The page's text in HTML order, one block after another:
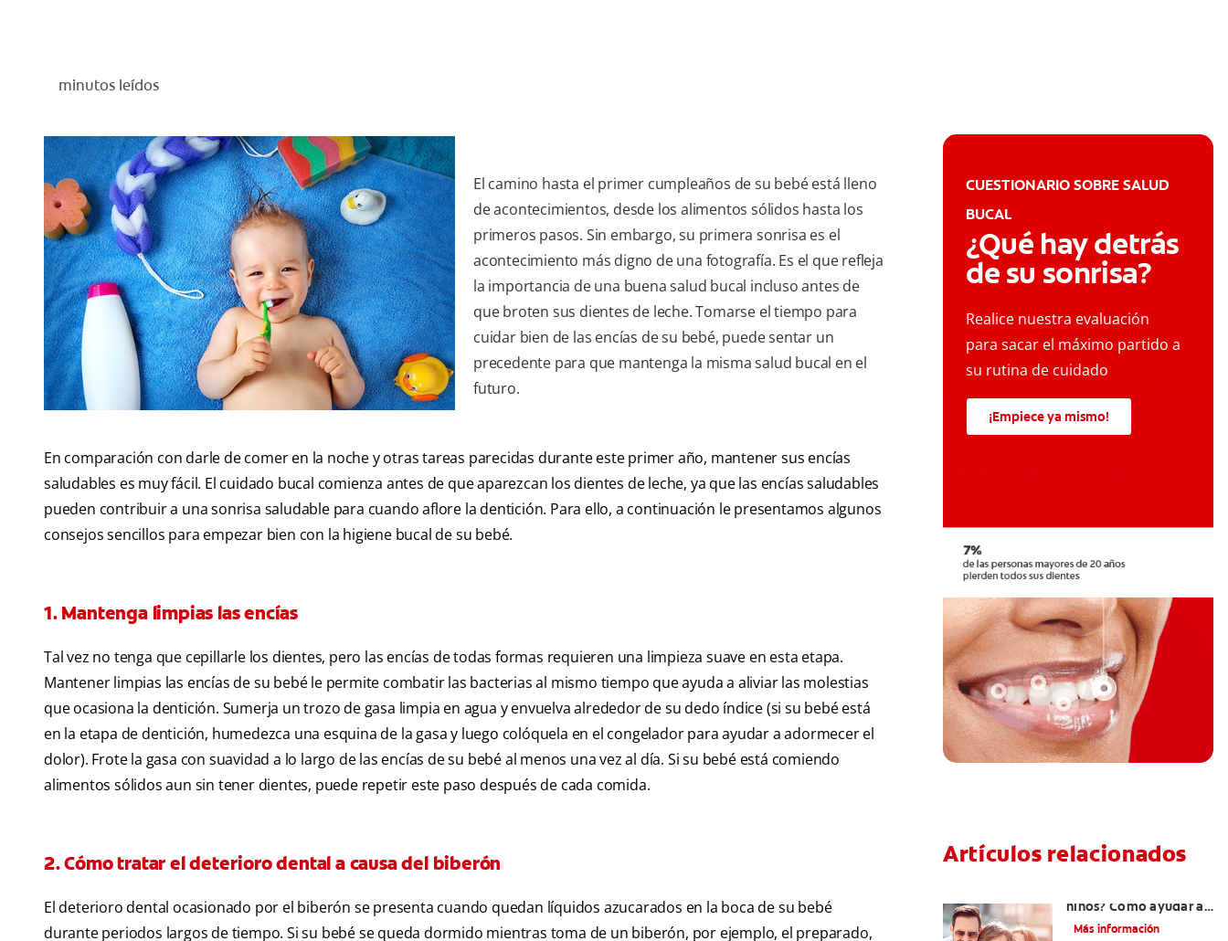
minutos leídos
El camino hasta el primer cumpleaños de su bebé está lleno
de acontecimientos, desde los alimentos sólidos hasta los
primeros pasos. Sin embargo, su primera sonrisa es el
acontecimiento más digno de una fotografía. Es el que refleja
la importancia de una buena salud bucal incluso antes de
que broten sus dientes de leche. Tomarse el tiempo para
cuidar bien de las encías de su bebé, puede sentar un
precedente para que mantenga la misma salud bucal en el
futuro.
En comparación con darle de comer en la noche y otras tareas parecidas durante este primer año, mantener sus encías
saludables es muy fácil. El cuidado bucal comienza antes de que aparezcan los dientes de leche, ya que las encías saludables
pueden contribuir a una sonrisa saludable para cuando aflore la dentición. Para ello, a continuación le presentamos algunos
consejos sencillos para empezar bien con la higiene bucal de su bebé.
1. Mantenga limpias las encías
Tal vez no tenga que cepillarle los dientes, pero las encías de todas formas requieren una limpieza suave en esta etapa.
Mantener limpias las encías de su bebé le permite combatir las bacterias al mismo tiempo que ayuda a aliviar las molestias
que ocasiona la dentición. Sumerja un trozo de gasa limpia en agua y envuelva alrededor de su dedo índice (si su bebé está
en la etapa de dentición, humedezca una esquina de la gasa y luego colóquela en el congelador para ayudar a adormecer el
dolor). Frote la gasa con suavidad a lo largo de las encías de su bebé al menos una vez al día. Si su bebé está comiendo
alimentos sólidos aun sin tener dientes, puede repetir este paso después de cada comida.
2. Cómo tratar el deterioro dental a causa del biberón
El deterioro dental ocasionado por el biberón se presenta cuando quedan líquidos azucarados en la boca de su bebé
durante periodos largos de tiempo. Si su bebé se queda dormido mientras toma de un biberón, por ejemplo, el preparado,
CUESTIONARIO SOBRE SALUD
BUCAL
¿Qué hay detrás
de su sonrisa?
Realice nuestra evaluación
para sacar el máximo partido a
su rutina de cuidado
¡Empiece ya mismo!
Artículos relacionados
niños? Cómo ayudar a
tus pequeños en el
Más información